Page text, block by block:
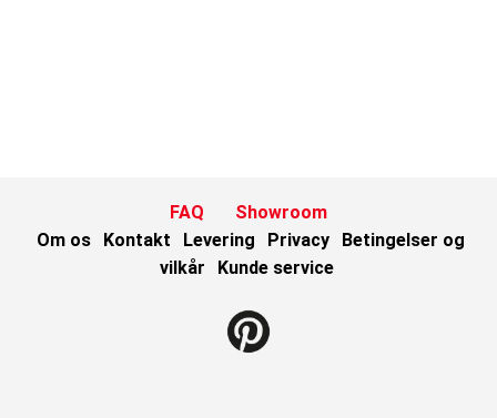
FAQ
Showroom
Om os
Kontakt Levering Privacy
Betingelser og
vilkår
Kunde service